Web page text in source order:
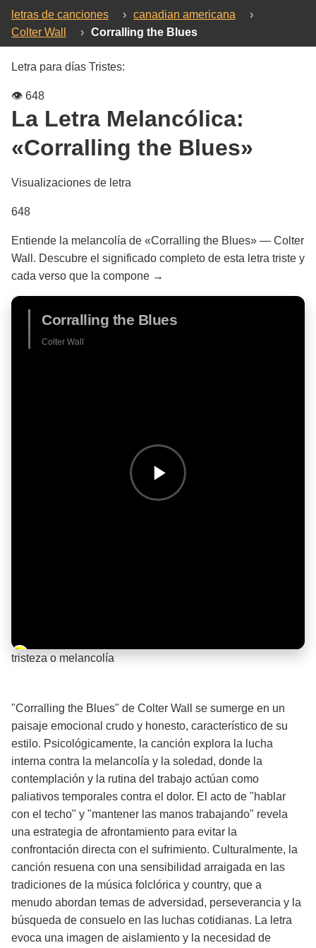
letras de canciones › canadian americana
›
Colter Wall
› Corralling the Blues
Letra para días Tristes:
👁️ 648
La Letra Melancólica:
«Corralling the Blues»
Visualizaciones de letra
648
Entiende la melancolía de «Corralling the Blues» — Colter
Wall. Descubre el significado completo de esta letra triste y
cada verso que la compone →
Corralling the Blues
Colter Wall
Barra de progreso de la reproducción
tristeza o melancolía
"Corralling the Blues" de Colter Wall se sumerge en un
paisaje emocional crudo y honesto, característico de su
estilo. Psicológicamente, la canción explora la lucha
interna contra la melancolía y la soledad, donde la
contemplación y la rutina del trabajo actúan como
paliativos temporales contra el dolor. El acto de "hablar
con el techo" y "mantener las manos trabajando" revela
una estrategia de afrontamiento para evitar la
confrontación directa con el sufrimiento. Culturalmente, la
canción resuena con una sensibilidad arraigada en las
tradiciones de la música folclórica y country, que a
menudo abordan temas de adversidad, perseverancia y la
búsqueda de consuelo en las luchas cotidianas. La letra
evoca una imagen de aislamiento y la necesidad de